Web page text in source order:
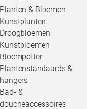
Planten & Bloemen
Kunstplanten
Droogbloemen
Kunstbloemen
Bloempotten
Plantenstandaards & -
hangers
Bad- &
doucheaccessoires